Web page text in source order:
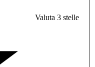
Valuta 3 stelle